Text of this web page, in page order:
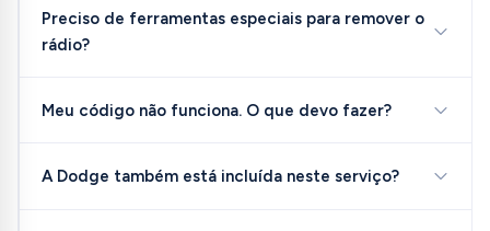
Preciso de ferramentas especiais para remover o
rádio?
Meu código não funciona. O que devo fazer?
A Dodge também está incluída neste serviço?